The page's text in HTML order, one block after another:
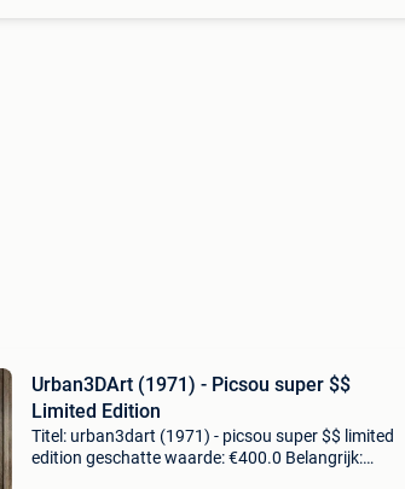
Urban3DArt (1971) - Picsou super $$
Limited Edition
Titel: urban3dart (1971) - picsou super $$ limited
edition geschatte waarde: €400.0 Belangrijk: